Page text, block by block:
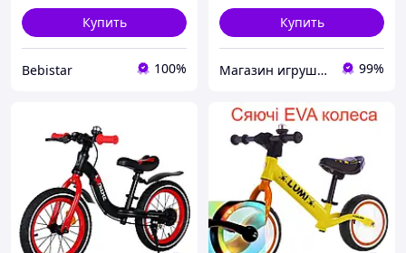
Купить
Bebistar 100%
Купить
Магазин игрушек "IRISHOPUA" 99%